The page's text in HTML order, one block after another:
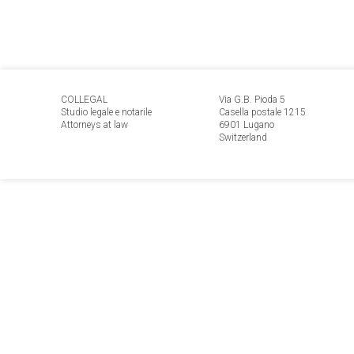
COLLEGAL
Studio legale e notarile
Attorneys at law
Via G.B. Pioda 5
Casella postale 1215
6901 Lugano
Switzerland